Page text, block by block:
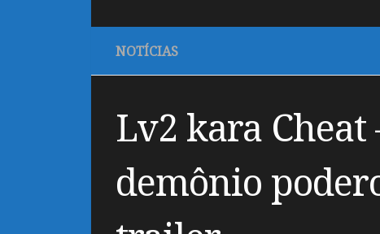
NOTÍCIAS
Lv2 kara
demônio